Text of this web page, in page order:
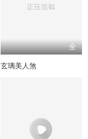
全
玄璃美人煞